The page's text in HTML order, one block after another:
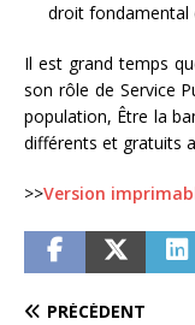
droit fondamental
Il est grand temps
son rôle de Service
population, Être la
différents et gratuits
>>Version
PRÉCÉDENT